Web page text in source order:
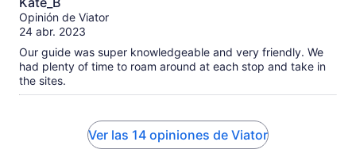
de
10
Opinión de Viator
24 abr. 2023
Our guide was super knowledgeable and very friendly. We
had plenty of time to roam around at each stop and take in
the sites.
Ver las 14 opiniones de Viator